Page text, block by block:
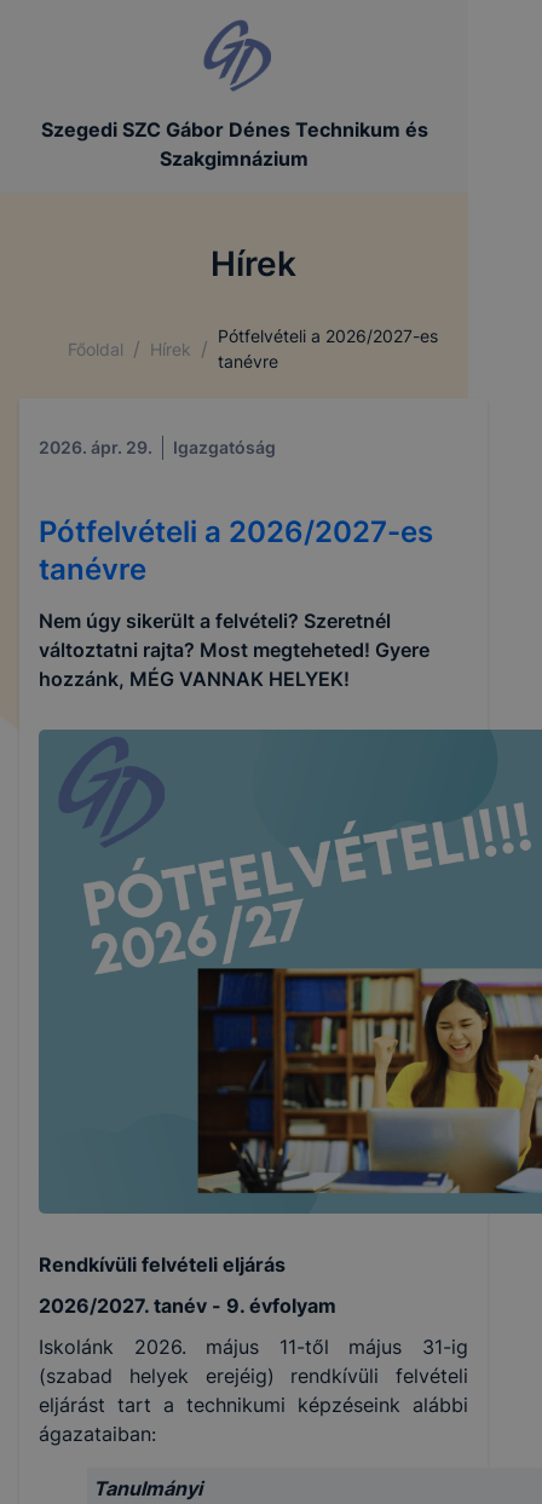
Szegedi SZC Gábor Dénes Technikum és
Szakgimnázium
Hírek
Főoldal / Hírek /
Pótfelvételi a 2026/2027-es
tanévre
2026. ápr. 29. Igazgatóság
Pótfelvételi a 2026/2027-es
tanévre
Nem úgy sikerült a felvételi? Szeretnél
változtatni rajta? Most megteheted! Gyere
hozzánk, MÉG VANNAK HELYEK!
Rendkívüli felvételi eljárás
2026/2027. tanév - 9. évfolyam
Iskolánk 2026. május 11-től május 31-ig
(szabad helyek erejéig) rendkívüli felvételi
eljárást tart a technikumi képzéseink alábbi
ágazataiban:
Tanulmányi